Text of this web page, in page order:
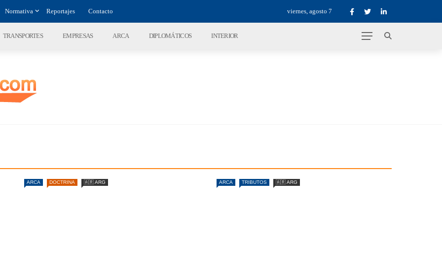
Normativa Reportajes Contacto viernes, agosto 7
TRANSPORTES EMPRESAS ARCA DIPLOMÁTICOS INTERIOR
ARCA DOCTRINA 🇦🇷 ARG ARCA TRIBUTOS 🇦🇷 ARG